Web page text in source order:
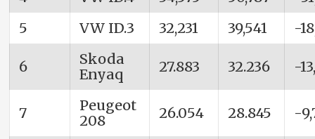
5
VW ID.3 32,231 39,541 -
6
Skoda
Enyaq
27.883 32.236 -
7
Peugeot
208
26.054 28.845 -